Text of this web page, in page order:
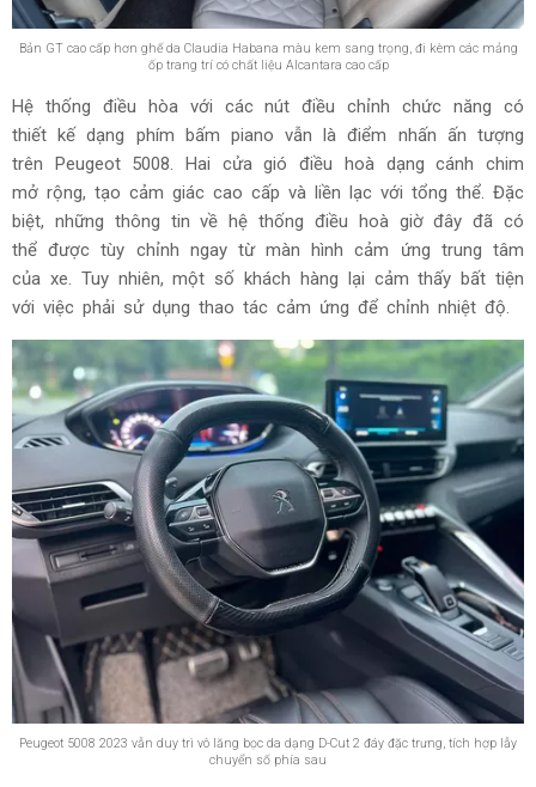
Bản GT cao cấp hơn ghế da Claudia Habana màu kem sang trọng, đi kèm các mảng
ốp trang trí có chất liệu Alcantara cao cấp
Hệ thống điều hòa với các nút điều chỉnh chức năng có
thiết kế dạng phím bấm piano vẫn là điểm nhấn ấn tượng
trên Peugeot 5008. Hai cửa gió điều hoà dạng cánh chim
mở rộng, tạo cảm giác cao cấp và liền lạc với tổng thể. Đặc
biệt, những thông tin về hệ thống điều hoà giờ đây đã có
thể được tùy chỉnh ngay từ màn hình cảm ứng trung tâm
của xe. Tuy nhiên, một số khách hàng lại cảm thấy bất tiện
với việc phải sử dụng thao tác cảm ứng để chỉnh nhiệt độ.
Peugeot 5008 2023 vẫn duy trì vô lăng bọc da dạng D-Cut 2 đáy đặc trưng, tích hợp lẫy
chuyển số phía sau